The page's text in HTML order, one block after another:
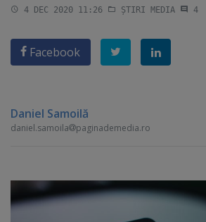
4 DEC 2020 11:26 ȘTIRI MEDIA 4
Facebook
Daniel Samoilă
daniel.samoila paginademedia.ro